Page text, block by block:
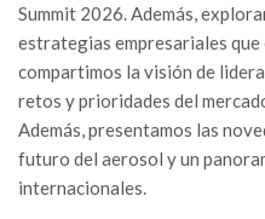
Summit 2026. Además,
estrategias empresariales
compartimos la visión de
retos y prioridades del
Además, presentamos las
futuro del aerosol y un
internacionales.